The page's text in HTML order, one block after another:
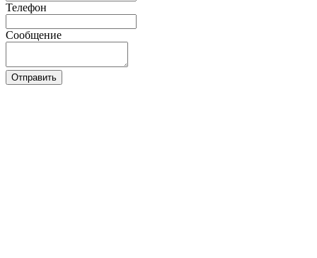
Телефон
Сообщение
Отправить